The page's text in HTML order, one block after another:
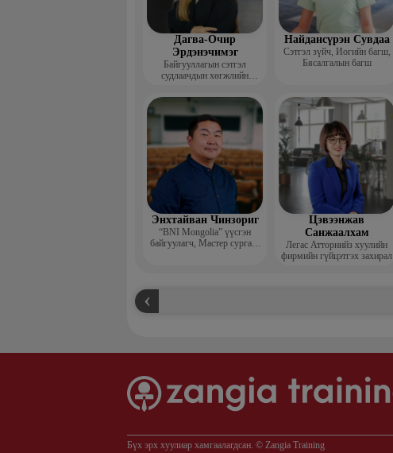
Дагва-Очир
Эрдэнэчимэг
Байгууллагын сэтгэл
судлаачдын хөгжлийн
захирал
Найдансүрэн Сувдаа
Сэтгэл зүйч, Иогийн багш,
Бясалгалын багш
Энхтайван Чинзориг
“BNI Mongolia” үүсгэн
байгуулагч, Мастер сургагч
Цэвээнжав
Санжаалхам
Легас Атторнийз хуулийн
фирмийн гүйцэтгэх захирал
Бүх эрх хуулиар хамгаалагдсан. © Zangia Training